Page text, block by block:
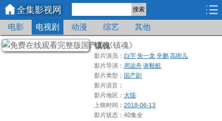
全集影视网 搜索
电影 电视剧 动漫 综艺 其他
镇魂
影片演员： 白宇 朱一龙 辛鹏 高雨儿
影片导演： 周远舟 谢毅航
影片类型： 国产剧
影片语言：
影片地区： 大陆
上映时间：2018-06-13
影片状态：40集全